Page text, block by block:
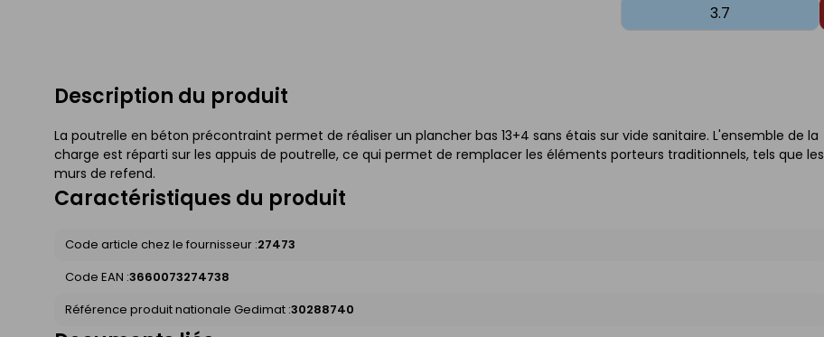
Description du produit
La poutrelle en béton précontraint permet de réaliser un plancher bas 13+4 sans étais sur vide sanitaire. L'ensemble de la
charge est réparti sur les appuis de poutrelle, ce qui permet de remplacer les éléments porteurs traditionnels, tels que les
murs de refend.
Caractéristiques du produit
Code article chez le fournisseur :27473
Code EAN :3660073274738
Référence produit nationale Gedimat :30288740